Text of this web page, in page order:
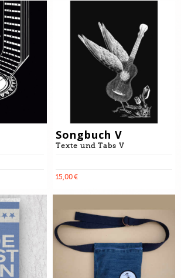
Songbuch V
Texte und Tabs V
15,00 €